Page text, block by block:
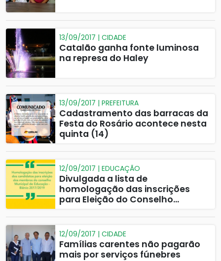
13/09/2017 | CIDADE
Catalão ganha fonte luminosa
na represa do Haley
13/09/2017 | PREFEITURA
Cadastramento das barracas da
Festa do Rosário acontece nesta
quinta (14)
12/09/2017 | EDUCAÇÃO
Divulgada a lista de
homologação das inscrições
para Eleição do Conselho
12/09/2017 | CIDADE
Famílias carentes não pagarão
mais por serviços fúnebres